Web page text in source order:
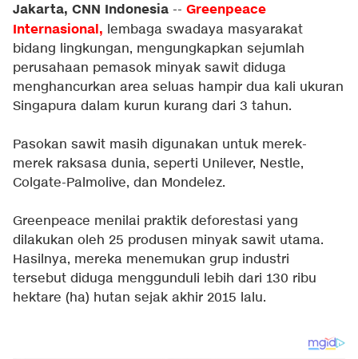
Jakarta, CNN Indonesia -- Greenpeace
Internasional, lembaga swadaya masyarakat
bidang lingkungan, mengungkapkan sejumlah
perusahaan pemasok minyak sawit diduga
menghancurkan area seluas hampir dua kali ukuran
Singapura dalam kurun kurang dari 3 tahun.
Pasokan sawit masih digunakan untuk merek-
merek raksasa dunia, seperti Unilever, Nestle,
Colgate-Palmolive, dan Mondelez.
Greenpeace menilai praktik deforestasi yang
dilakukan oleh 25 produsen minyak sawit utama.
Hasilnya, mereka menemukan grup industri
tersebut diduga menggunduli lebih dari 130 ribu
hektare (ha) hutan sejak akhir 2015 lalu.